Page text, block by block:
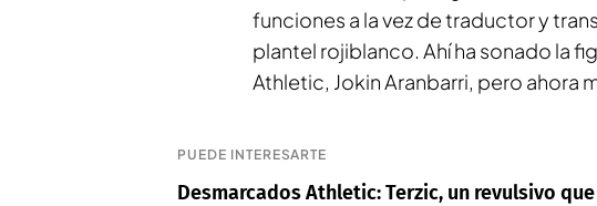
funciones a la vez de traductor y
plantel rojiblanco. Ahí ha sonado la
Athletic, Jokin Aranbarri, pero ahora
PUEDE INTERESARTE
Desmarcados Athletic: Terzic, un revulsivo